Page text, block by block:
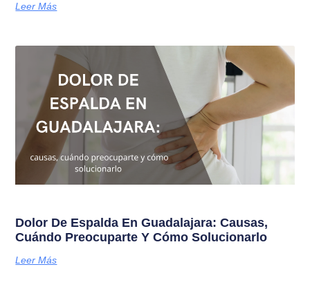
Leer Más
Dolor De Espalda En Guadalajara: Causas,
Cuándo Preocuparte Y Cómo Solucionarlo
Leer Más